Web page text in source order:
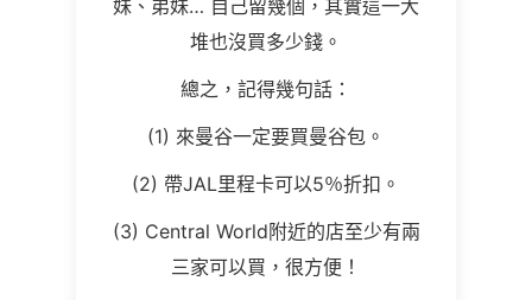
妹、弟妹… 自己留幾個，其實這一大
堆也沒買多少錢。
總之，記得幾句話：
(1) 來曼谷一定要買曼谷包。
(2) 帶JAL里程卡可以5％折扣。
(3) Central World附近的店至少有兩
三家可以買，很方便！